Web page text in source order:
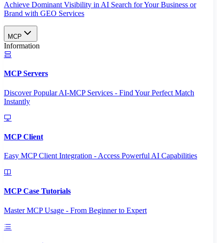
Achieve Dominant Visibility in AI Search for Your Business or
Brand with GEO Services​
MCP
Information
MCP Servers
Discover Popular AI-MCP Services - Find Your Perfect Match
Instantly
MCP Client
Easy MCP Client Integration - Access Powerful AI Capabilities
MCP Case Tutorials
Master MCP Usage - From Beginner to Expert